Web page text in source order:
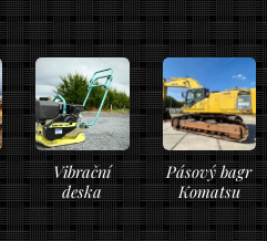
Vibrační
deska
Pásový bagr
Komatsu